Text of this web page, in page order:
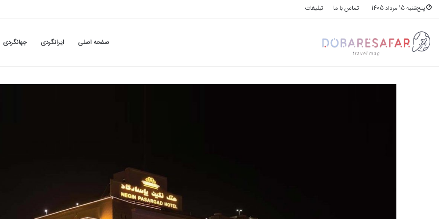
پنج‌شنبه 15 مرداد 1405 تماس با ما تبلیغات
صفحه اصلی ایرانگردی جهانگردی